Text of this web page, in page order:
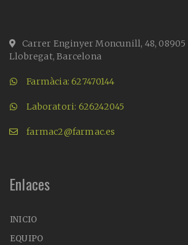
Carrer Enginyer Moncunill, 48,
Llobregat, Barcelona
Farmàcia: 627470144
Laboratori: 626242045
farmac2@farmac.es
Enlaces
INICIO
EQUIPO